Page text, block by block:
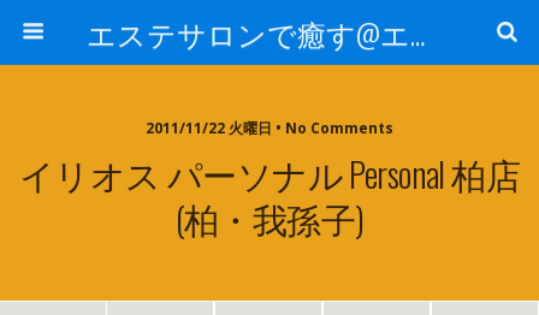
エステサロンで癒す@エステ～全国エステ情報
2011/11/22 火曜日 • No Comments
イリオス パーソナル Personal 柏店
(柏・我孫子)